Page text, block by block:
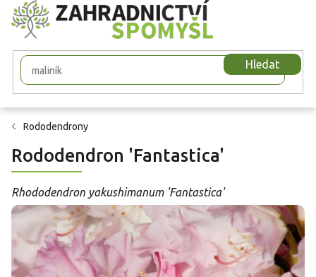
Přejít
na
obsah
Hledat
Rododendrony
Rododendron 'Fantastica'
Rhododendron yakushimanum 'Fantastica'